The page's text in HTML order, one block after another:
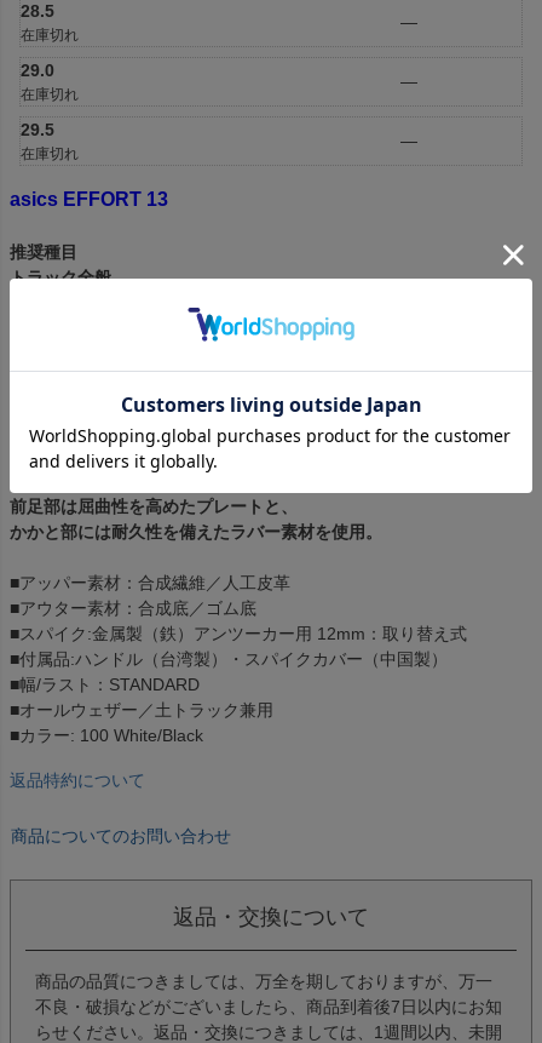
28.5
在庫切れ
—
29.0
在庫切れ
—
29.5
在庫切れ
—
asics EFFORT 13
推奨種目
トラック全般
靴ヒモと連動してシューズ内部で
土踏まずの落ち込みを支える。
プレートは母趾球など力の入りやすい箇所に
前足部は屈曲性を高めたプレートと、
かかと部には耐久性を備えたラバー素材を使用。
■アッパー素材：合成繊維／人工皮革
■アウター素材：合成底／ゴム底
■スパイク:金属製（鉄）アンツーカー用 12mm：取り替え式
■付属品:ハンドル（台湾製）・スパイクカバー（中国製）
■幅/ラスト：STANDARD
■オールウェザー／土トラック兼用
■カラー: 100 White/Black
返品特約について
商品についてのお問い合わせ
返品・交換について
商品の品質につきましては、万全を期しておりますが、万一
不良・破損などがございましたら、商品到着後7日以内にお知
らせください。返品・交換につきましては、1週間以内、未開